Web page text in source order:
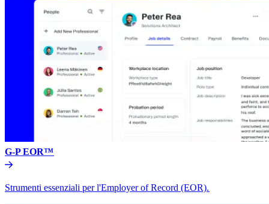
G-P EOR™​​
Strumenti essenziali per l'Employer of Record (EOR).​​